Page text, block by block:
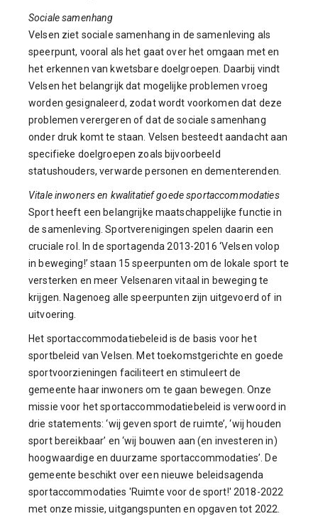
Sociale samenhang
Velsen ziet sociale samenhang in de samenleving als
speerpunt, vooral als het gaat over het omgaan met en
het erkennen van kwetsbare doelgroepen. Daarbij vindt
Velsen het belangrijk dat mogelijke problemen vroeg
worden gesignaleerd, zodat wordt voorkomen dat deze
problemen verergeren of dat de sociale samenhang
onder druk komt te staan. Velsen besteedt aandacht aan
specifieke doelgroepen zoals bijvoorbeeld
statushouders, verwarde personen en dementerenden.
Vitale inwoners en kwalitatief goede sportaccommodaties
Sport heeft een belangrijke maatschappelijke functie in
de samenleving. Sportverenigingen spelen daarin een
cruciale rol. In de sportagenda 2013-2016 ‘Velsen volop
in beweging!’ staan 15 speerpunten om de lokale sport te
versterken en meer Velsenaren vitaal in beweging te
krijgen. Nagenoeg alle speerpunten zijn uitgevoerd of in
uitvoering.
Het sportaccommodatiebeleid is de basis voor het
sportbeleid van Velsen. Met toekomstgerichte en goede
sportvoorzieningen faciliteert en stimuleert de
gemeente haar inwoners om te gaan bewegen. Onze
missie voor het sportaccommodatiebeleid is verwoord in
drie statements: ‘wij geven sport de ruimte’, ‘wij houden
sport bereikbaar’ en ‘wij bouwen aan (en investeren in)
hoogwaardige en duurzame sportaccommodaties’. De
gemeente beschikt over een nieuwe beleidsagenda
sportaccommodaties 'Ruimte voor de sport!' 2018-2022
met onze missie, uitgangspunten en opgaven tot 2022.